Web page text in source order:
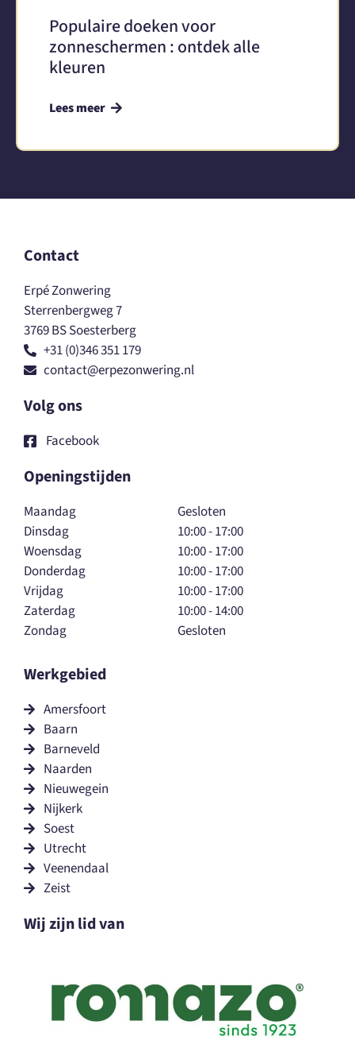
Populaire doeken voor
zonneschermen : ontdek alle
kleuren
Lees meer
Contact
Erpé Zonwering
Sterrenbergweg 7
3769 BS Soesterberg
+31 (0)346 351 179
contact@erpezonwering.nl
Volg ons
Facebook
Openingstijden
Maandag
Dinsdag
Woensdag
Donderdag
Vrijdag
Zaterdag
Zondag
Gesloten
10:00 - 17:00
10:00 - 17:00
10:00 - 17:00
10:00 - 17:00
10:00 - 14:00
Gesloten
Werkgebied
Amersfoort
Baarn
Barneveld
Naarden
Nieuwegein
Nijkerk
Soest
Utrecht
Veenendaal
Zeist
Wij zijn lid van